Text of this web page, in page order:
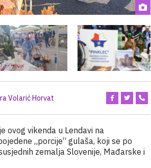
Volarić Horvat
ovog vikenda u Lendavi na
„porcije“ gulaša, koji se po
zemalja Slovenije, Mađarske i